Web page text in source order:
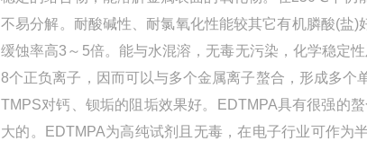
不易分解。耐酸碱性、耐氯氧化性能较其它有机膦酸(盐
缓蚀率高3～5倍。能与水混溶，无毒无污染，化学稳定
8个正负离子，因而可以与多个金属离子螯合，形成多
TMPS对钙、钡垢的阻垢效果好。EDTMPA具有很强的
大的。EDTMPA为高纯试剂且无毒，在电子行业可作为